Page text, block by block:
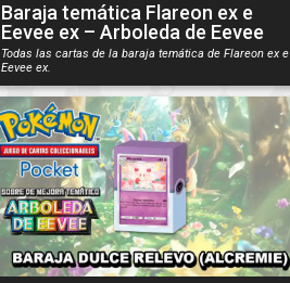
Baraja temática Flareon ex e
Eevee ex – Arboleda de Eevee
Todas las cartas de la baraja temática de Flareon ex e
Eevee ex.